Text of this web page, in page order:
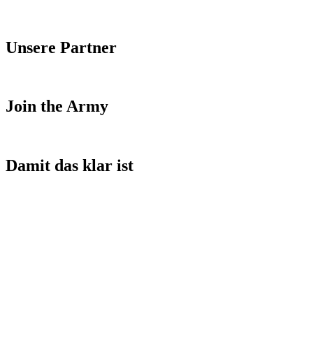
Unsere Partner
Join the Army
Damit das klar ist